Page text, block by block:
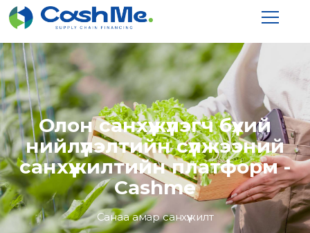
Олон санхүүжүүлэгч бүхий
нийлүүлэлтийн сүлжээний
санхүүжилтийн платформ -
Cashme
Санаа амар санхүүжилт